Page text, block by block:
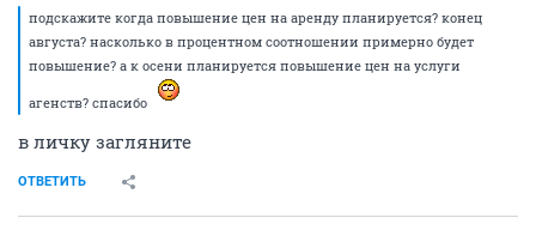
подскажите когда повышение цен на аренду планируется? конец
августа? насколько в процентном соотношении примерно будет
повышение? а к осени планируется повышение цен на услуги
агенств? спасибо
в личку загляните
ОТВЕТИТЬ